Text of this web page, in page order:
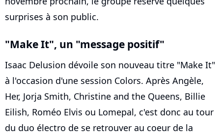
surprises à son public.
"Make It", un "message positif"
Isaac Delusion dévoile son nouveau titre "Make It"
à l'occasion d'une session Colors. Après Angèle,
Her, Jorja Smith, Christine and the Queens, Billie
Eilish, Roméo Elvis ou Lomepal, c'est donc au tour
du duo électro de se retrouver au coeur de la